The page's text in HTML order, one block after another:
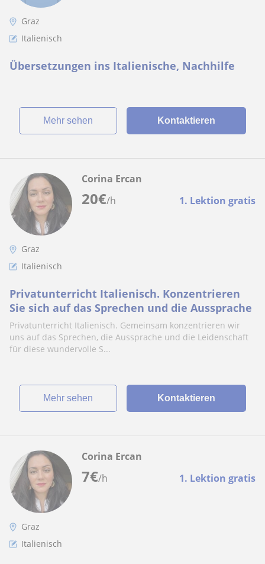
Graz
Italienisch
Übersetzungen ins Italienische, Nachhilfe
Mehr sehen Kontaktieren
20€/h 1. Lektion gratis
Corina Ercan
Graz
Italienisch
Privatunterricht Italienisch. Konzentrieren
Sie sich auf das Sprechen und die Aussprache
Privatunterricht Italienisch. Gemeinsam konzentrieren wir
uns auf das Sprechen, die Aussprache und die Leidenschaft
für diese wundervolle S...
Mehr sehen Kontaktieren
7€/h 1. Lektion gratis
Corina Ercan
Graz
Italienisch